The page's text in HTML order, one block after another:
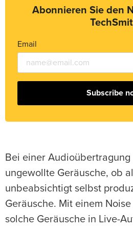
Abonnieren Sie den
Email
Subscribe
Bei einer
ungewollte Geräusche, ob
unbeabsichtigt selbst
Geräusche. Mit einem
solche Geräusche in Live-